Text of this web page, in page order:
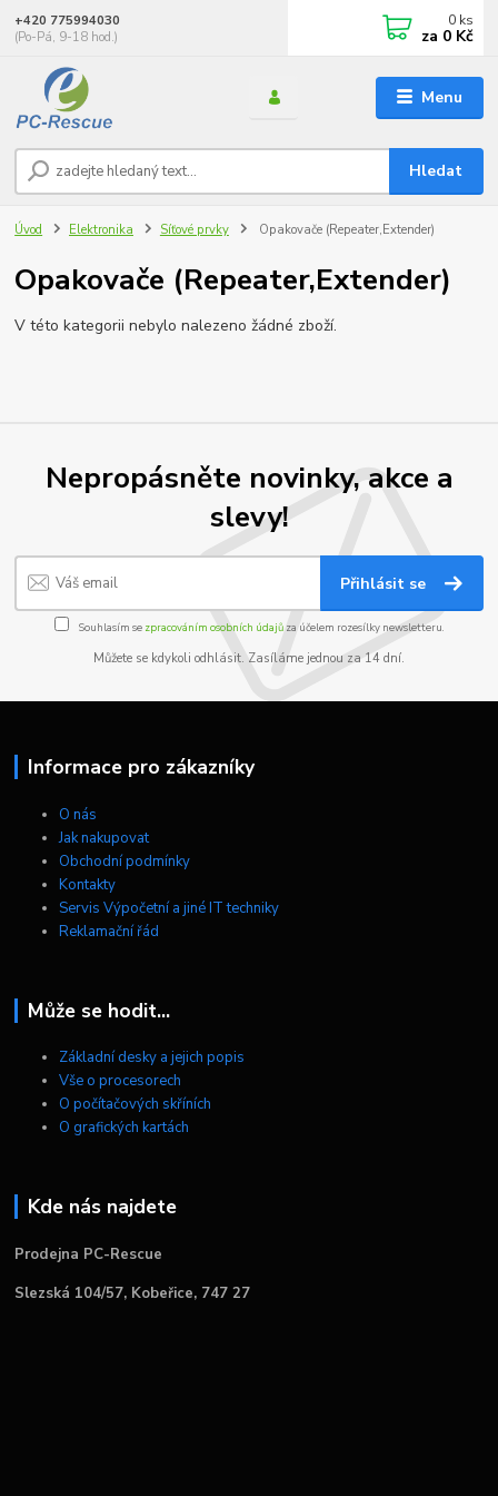
Menu
Hledat
+420 775994030
(Po-Pá, 9-18 hod.)
0 ks
za 0 Kč
Úvod Elektronika Síťové prvky Opakovače (Repeater,Extender)
Opakovače (Repeater,Extender)
V této kategorii nebylo nalezeno žádné zboží.
Nepropásněte novinky, akce a
slevy!
Přihlásit se
Souhlasím se zpracováním osobních údajůza účelem rozesílky newsletteru.
Můžete se kdykoli odhlásit. Zasíláme jednou za 14 dní.
Informace pro zákazníky
O nás
Jak nakupovat
Obchodní podmínky
Kontakty
Servis Výpočetní a jiné IT techniky
Reklamační řád
Může se hodit...
Základní desky a jejich popis
Vše o procesorech
O počítačových skříních
O grafických kartách
Kde nás najdete
Prodejna PC-Rescue
Slezská 104/57, Kobeřice, 747 27